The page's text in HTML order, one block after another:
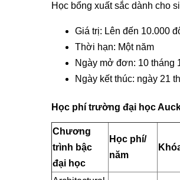
Học bổng xuất sắc dành cho
Giá trị: Lên đến 10.000
Thời hạn: Một năm
Ngày mở đơn: 10 tháng
Ngày kết thúc: ngày 21
Học phí trường đại học
Chương
trình bậc
đại học
Học phí/
năm